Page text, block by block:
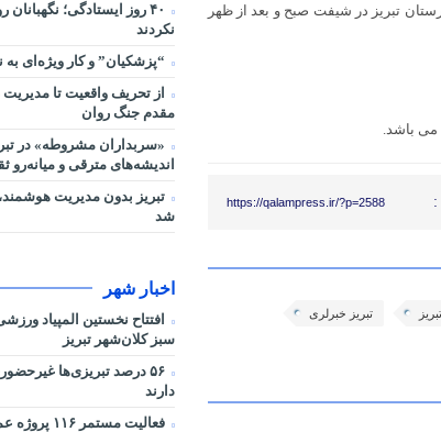
تبریز در شیفت صبح و بعد از ظهر
می باشد.
:
https://qalampress.ir/?p=2588
تبریز تبریز خبرلری
۴۰ روز ایستادگی؛
نکردند
“پزشکیان” و کار ویژه‌ای
از تحریف واقعیت تا
مقدم جنگ روان
«سربداران مشروطه» در
اندیشه‌های مترقی و میانه‌رو
تبریز بدون مدیریت
شد
اخبار شهر
افتتاح نخستین المپیاد
سبز کلان‌شهر تبریز
۵۶ درصد تبریزی‌ها
دارند
فعالیت مستمر ۱۱۶ پروژه عمرانی در شرایط جنگی